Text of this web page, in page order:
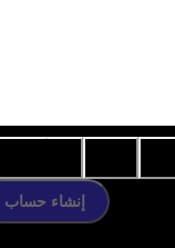
إنشاء حساب